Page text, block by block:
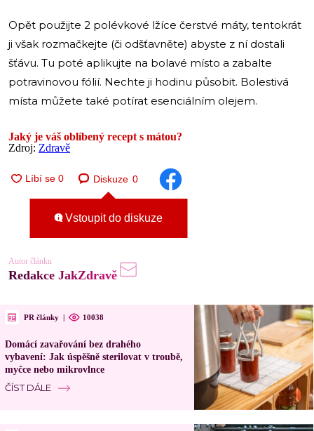
Opět použijte 2 polévkové lžíce čerstvé máty, tentokrát
ji však rozmačkejte (či odšťavněte) abyste z ní dostali
šťávu. Tu poté aplikujte na bolavé místo a zabalte
potravinovou fólií. Nechte ji hodinu působit. Bolestivá
místa můžete také potírat esenciálním olejem.
Jaký je váš oblíbený recept s mátou?
Zdroj: Zdravě
Diskuze 0
Vstoupit do diskuze
Autor článku
Redakce JakZdravě
PR články | 10038
Domácí zavařování bez drahého
vybavení: Jak úspěšně sterilovat v troubě,
myčce nebo mikrovlnce
ČÍST DÁLE